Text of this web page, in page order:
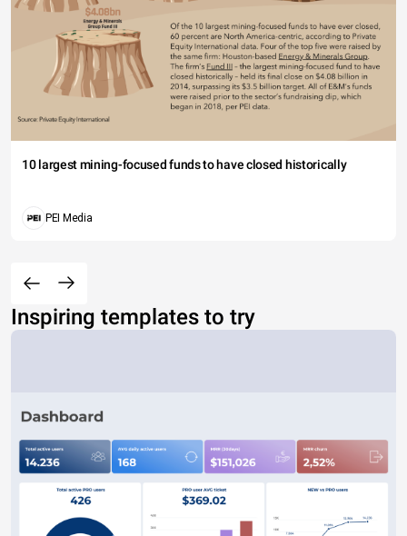
10 largest mining-focused funds to have closed historically
PEI Media
Inspiring templates to try